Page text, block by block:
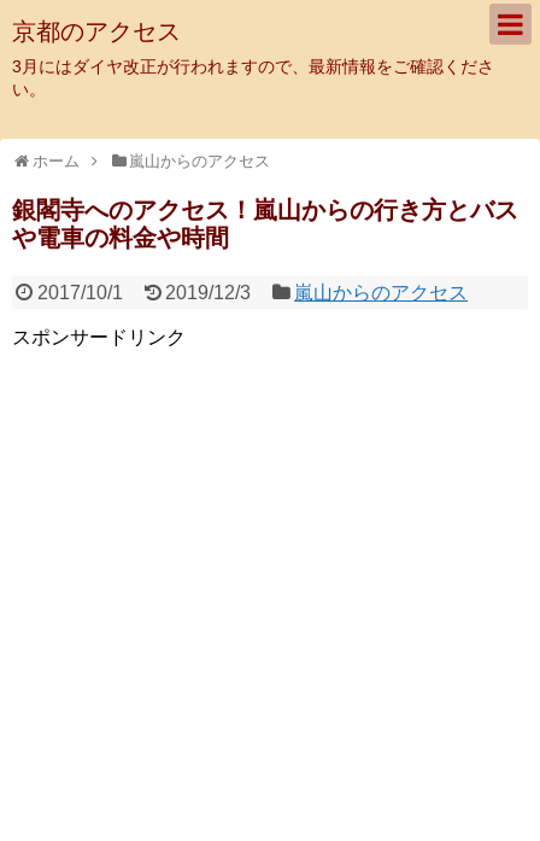
京都のアクセス
3月にはダイヤ改正が行われますので、最新情報をご確認くださ
い。
ホーム 嵐山からのアクセス
銀閣寺へのアクセス！嵐山からの行き方とバス
や電車の料金や時間
2017/10/1 2019/12/3 嵐山からのアクセス
スポンサードリンク